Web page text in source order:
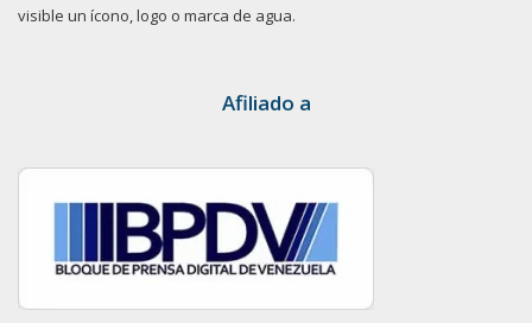
visible un ícono, logo o marca de agua.
Afiliado a